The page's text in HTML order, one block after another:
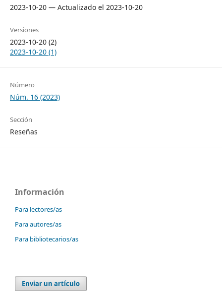
2023-10-20 — Actualizado el 2023-10-20
Versiones
2023-10-20 (2)
2023-10-20 (1)
Número
Núm. 16 (2023)
Sección
Reseñas
Información
Para lectores/as
Para autores/as
Para bibliotecarios/as
Enviar un artículo